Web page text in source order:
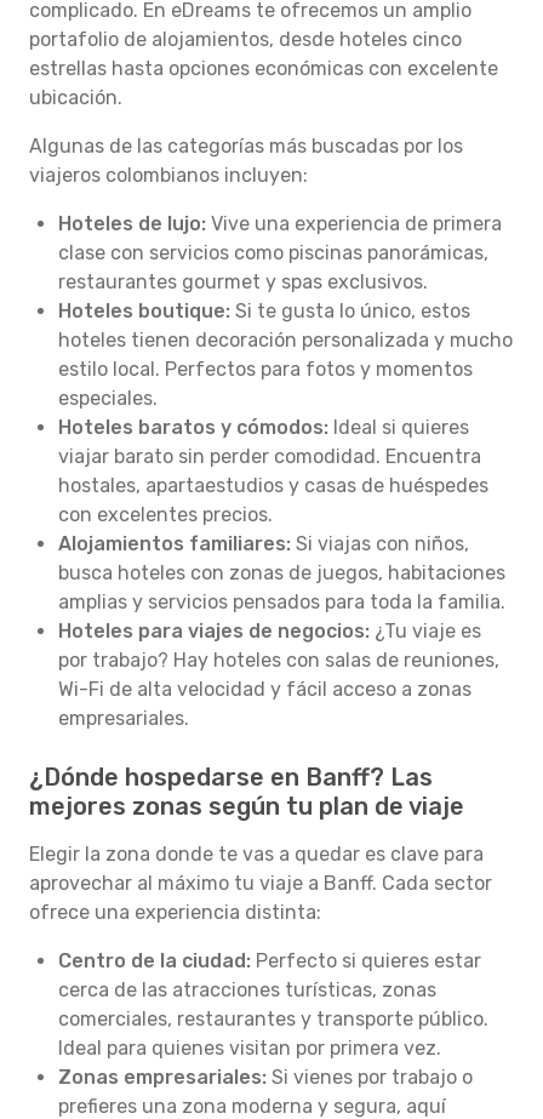
complicado. En eDreams te ofrecemos un amplio
portafolio de alojamientos, desde hoteles cinco
estrellas hasta opciones económicas con excelente
ubicación.
Algunas de las categorías más buscadas por los
viajeros colombianos incluyen:
Hoteles de lujo: Vive una experiencia de primera
clase con servicios como piscinas panorámicas,
restaurantes gourmet y spas exclusivos.
Hoteles boutique: Si te gusta lo único, estos
hoteles tienen decoración personalizada y mucho
estilo local. Perfectos para fotos y momentos
especiales.
Hoteles baratos y cómodos: Ideal si quieres
viajar barato sin perder comodidad. Encuentra
hostales, apartaestudios y casas de huéspedes
con excelentes precios.
Alojamientos familiares: Si viajas con niños,
busca hoteles con zonas de juegos, habitaciones
amplias y servicios pensados para toda la familia.
Hoteles para viajes de negocios: ¿Tu viaje es
por trabajo? Hay hoteles con salas de reuniones,
Wi-Fi de alta velocidad y fácil acceso a zonas
empresariales.
¿Dónde hospedarse en Banff? Las
mejores zonas según tu plan de viaje
Elegir la zona donde te vas a quedar es clave para
aprovechar al máximo tu viaje a Banff. Cada sector
ofrece una experiencia distinta:
Centro de la ciudad: Perfecto si quieres estar
cerca de las atracciones turísticas, zonas
comerciales, restaurantes y transporte público.
Ideal para quienes visitan por primera vez.
Zonas empresariales: Si vienes por trabajo o
prefieres una zona moderna y segura, aquí